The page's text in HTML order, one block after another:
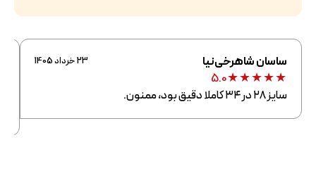
ساسان شاهرخی‌نیا 23 خرداد 1405
★★★★★
5.0
سایز ۲۸ در ۳۴ کاملا دقیق بود، ممنون.